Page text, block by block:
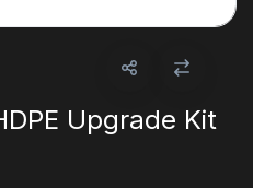
Upgrade Kit